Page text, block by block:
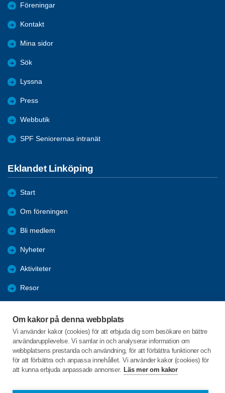
Om kakor på denna webbplats
Vi använder kakor (cookies) för att erbjuda dig som besökare en bättre
användarupplevelse. Vi samlar in och analyserar information om
webbplatsens prestanda och användning, för att förbättra funktioner och
för att förbättra och anpassa innehållet. Vi använder kakor (cookies) för
att kunna erbjuda anpassade annonser. Läs mer om kakor
Föreningar
Kontakt
Mina sidor
Sök
Lyssna
Press
Webbutik
SPF Seniorernas intranät
Eklandet Linköping
Start
Om föreningen
Bli medlem
Nyheter
Aktiviteter
Resor
IT - Tips och Lathundar
C/o:Margaretha Aronson